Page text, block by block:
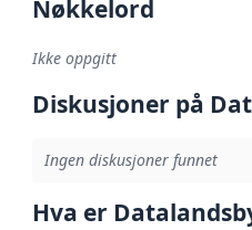
Nøkkelord
Ikke oppgitt
Diskusjoner på
Ingen diskusjoner funnet
Hva er